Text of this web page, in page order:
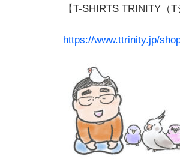
【T-SHIRTS TRINITY（
https://www.ttrinity.jp/